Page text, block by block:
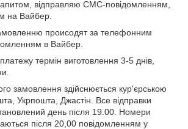
відправляю СМС-повідомленням,
на Вайбер.
происодят за телефонним
в Вайбер.
термін виготовлення 3-5 днів,
замовлення здійснюється кур'єрською
Укрпошта, Джастін. Все відправки
день після 19.00. Номери
після 20,00 повідомленням у